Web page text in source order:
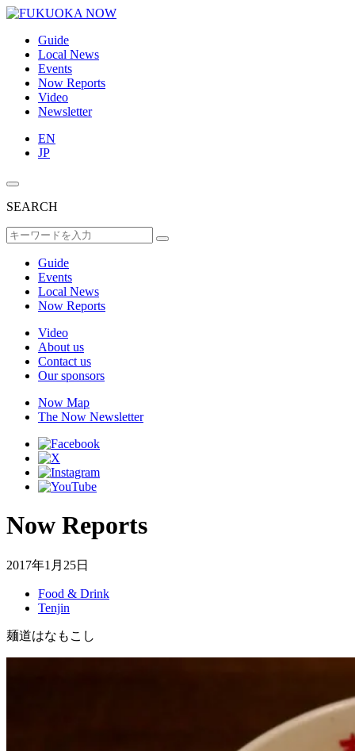
Guide
Local News
Events
Now Reports
Video
Newsletter
EN
JP
SEARCH
Guide
Events
Local News
Now Reports
Video
About us
Contact us
Our sponsors
Now Map
The Now Newsletter
Now Reports
2017年1月25日
Food & Drink
Tenjin
麺道はなもこし